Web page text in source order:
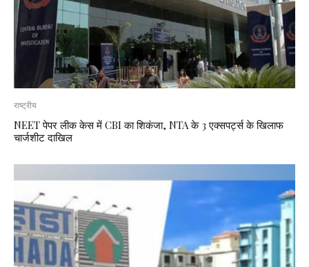
राष्ट्रीय
NEET पेपर लीक केस में CBI का शिकंजा, NTA के 3 एक्सपर्ट्स के खिलाफ
चार्जशीट दाखिल